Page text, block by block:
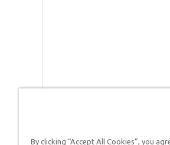
By clicking “Accept All Cookies”, you